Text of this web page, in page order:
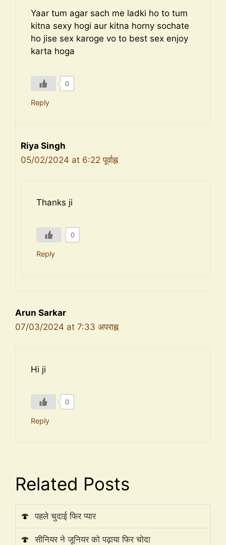
Yaar tum agar sach me ladki ho to tum
kitna sexy hogi aur kitna horny sochate
ho jise sex karoge vo to best sex enjoy
karta hoga
0
Reply
Riya Singh
05/02/2024 at 6:22 पूर्वाह्न
Thanks ji
0
Reply
Arun Sarkar
07/03/2024 at 7:33 अपराह्न
Hi ji
0
Reply
Related Posts
🍄 पहले चुदाई फिर प्यार
🍄 सीनियर ने जूनियर को पढ़ाया फिर चोदा